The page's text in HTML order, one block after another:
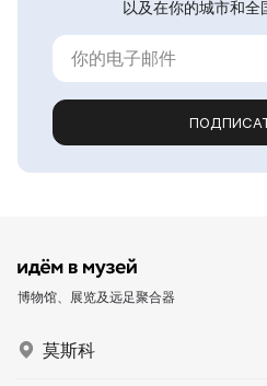
以及在你的城市和全
博物馆、展览及远足聚合器
莫斯科